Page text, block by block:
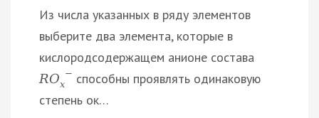
Из числа указанных в ряду элементов
выберите два элемента, которые в
кислородсодержащем анионе состава
ROx
− способны проявлять одинаковую
степень ок…